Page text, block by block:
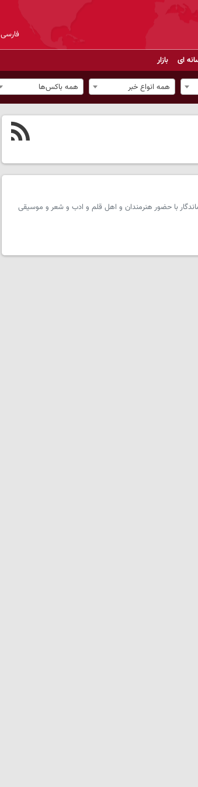
فارسی
ای بازار
همه انواع خبر همه باکس‌ها
با حضور هنرمندان و اهل قلم و ادب و شعر و موسیقی